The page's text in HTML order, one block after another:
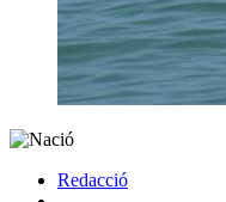
Redacció